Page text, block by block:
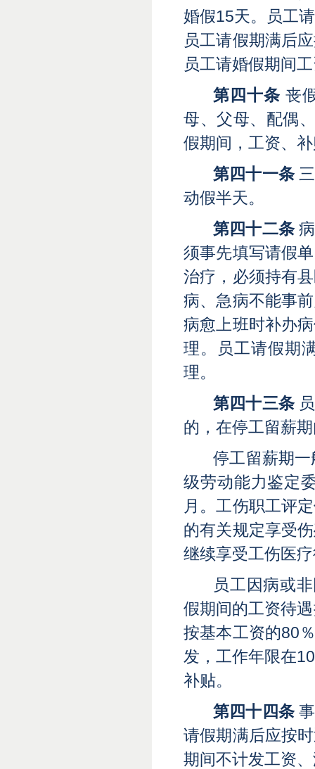
婚假15天。员工
员工请假期满后
员工请婚假期间
第四十条 丧
母、父母、配偶
假期间，工资、
第四十一条
动假半天。
第四十二条
须事先填写请假
治疗，必须持有
病、急病不能事
病愈上班时补办
理。员工请假期
理。
第四十三条
的，在停工留薪
停工留薪期
级劳动能力鉴定
月。工伤职工评
的有关规定享受
继续享受工伤医
员工因病或
假期间的工资待
按基本工资的80
发，工作年限在
补贴。
第四十四条
请假期满后应按
期间不计发工资